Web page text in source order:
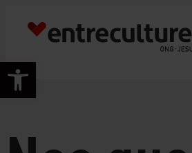
Obre la barra d'eines
contingut